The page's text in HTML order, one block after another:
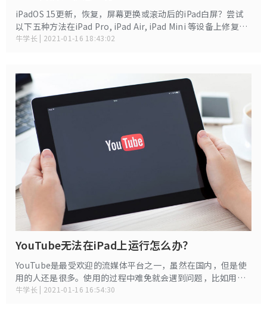
iPadOS 15更新，恢复，屏幕更换或滚动后的iPad白屏？尝试
以下五种方法在iPad Pro, iPad Air, iPad Mini 等设备上修复白
屏死机。
牛学长 | 2021-01-16 18:43:02
YouTube无法在iPad上运行怎么办？
YouTube是最受欢迎的流媒体平台之一，虽然在国内，但是使
用的人还是很多。使用的过程中难免就会遇到问题，比如用户
抱怨YouTube视频无法在iPad上播放，再比如有时它不会加载
牛学长 | 2021-01-16 16:54:30